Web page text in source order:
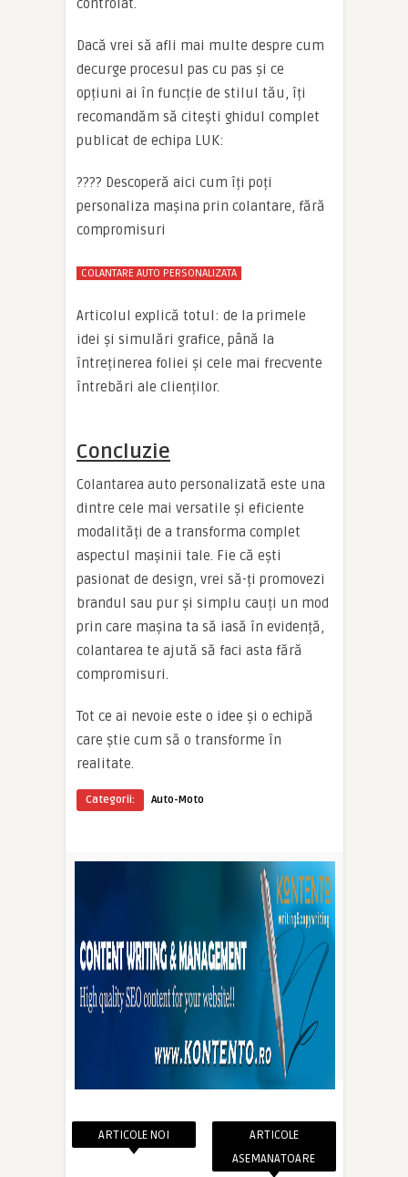
controlat.
Dacă vrei să afli mai multe despre cum
decurge procesul pas cu pas și ce
opțiuni ai în funcție de stilul tău, îți
recomandăm să citești ghidul complet
publicat de echipa LUK:
???? Descoperă aici cum îți poți
personaliza mașina prin colantare, fără
compromisuri
COLANTARE AUTO PERSONALIZATA
Articolul explică totul: de la primele
idei și simulări grafice, până la
întreținerea foliei și cele mai frecvente
întrebări ale clienților.
Concluzie
Colantarea auto personalizată este una
dintre cele mai versatile și eficiente
modalități de a transforma complet
aspectul mașinii tale. Fie că ești
pasionat de design, vrei să-ți promovezi
brandul sau pur și simplu cauți un mod
prin care mașina ta să iasă în evidență,
colantarea te ajută să faci asta fără
compromisuri.
Tot ce ai nevoie este o idee și o echipă
care știe cum să o transforme în
realitate.
Categorii: Auto-Moto
ARTICOLE NOI
ARTICOLE
ASEMANATOARE